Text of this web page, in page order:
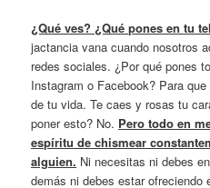
¿Qué ves? ¿Qué pones en tu
jactancia vana cuando nosotros
redes sociales. ¿Por qué pones
Instagram o Facebook? Para
de tu vida. Te caes y rosas tu
poner esto? No. Pero todo en
espíritu de chismear
alguien. Ni necesitas ni debes
demás ni debes estar ofreciendo